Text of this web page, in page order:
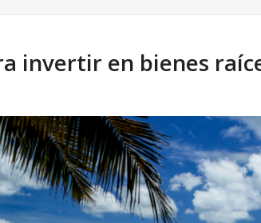
invertir en bienes